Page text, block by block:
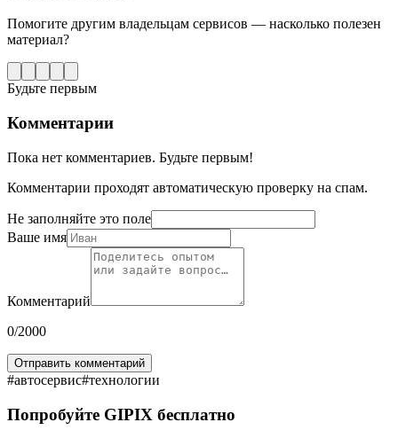
Помогите другим владельцам сервисов — насколько полезен
материал?
Будьте первым
Комментарии
Пока нет комментариев. Будьте первым!
Комментарии проходят автоматическую проверку на спам.
Не заполняйте это поле
Ваше имя
Комментарий
0/2000
Отправить комментарий
#автосервис#технологии
Попробуйте GIPIX бесплатно